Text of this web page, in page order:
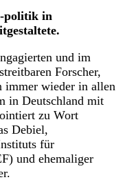
politik in
und im
Forscher,
immer wieder in allen
in Deutschland mit
zu Wort
Debiel,
für
und ehemaliger